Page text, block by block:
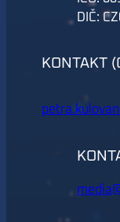
DIČ:
KONTAKT